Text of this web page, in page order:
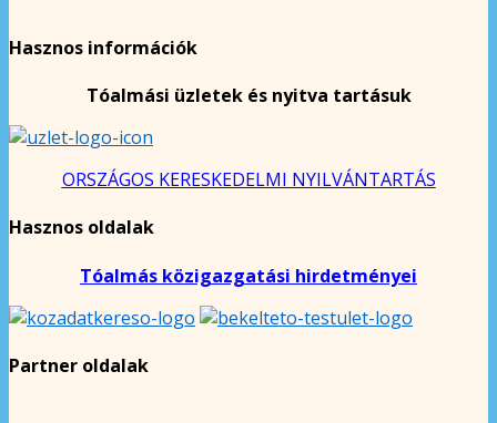
Hasznos információk
Tóalmási üzletek és nyitva tartásuk
ORSZÁGOS KERESKEDELMI NYILVÁNTARTÁS
Hasznos oldalak
Tóalmás közigazgatási hirdetményei
Partner oldalak